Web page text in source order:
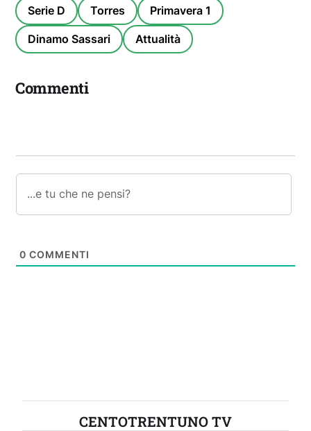
Serie D Torres Primavera 1
Dinamo Sassari Attualità
Commenti
0 COMMENTI
CENTOTRENTUNO TV